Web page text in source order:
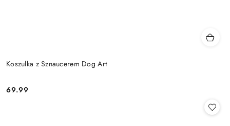
Koszulka z Sznaucerem Dog Art
Cena:
69.99